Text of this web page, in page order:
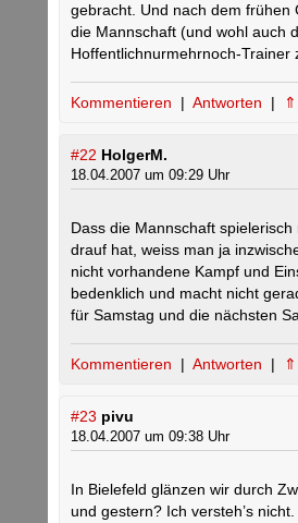
gebracht. Und nach dem frühen
die Mannschaft (und wohl auch
Hoffentlichnurmehrnoch-Trainer
Kommentieren | Antworten |
#22 HolgerM.
18.04.2007 um 09:29 Uhr
Dass die Mannschaft spielerisch
drauf hat, weiss man ja
nicht vorhandene Kampf und
bedenklich und macht nicht
für Samstag und die nächsten
Kommentieren | Antworten |
#23 pivu
18.04.2007 um 09:38 Uhr
In Bielefeld glänzen wir durch
und gestern? Ich versteh’s nicht.